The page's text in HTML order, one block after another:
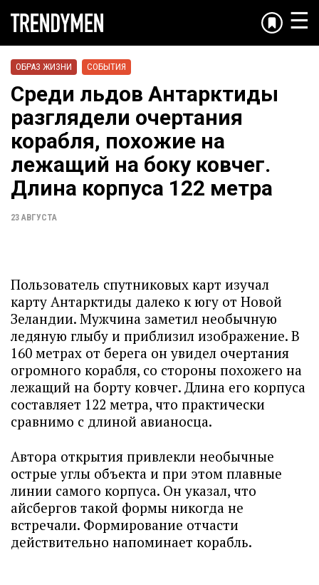
☰
ОБРАЗ ЖИЗНИ СОБЫТИЯ
Среди льдов Антарктиды
разглядели очертания
корабля, похожие на
лежащий на боку ковчег.
Длина корпуса 122 метра
23 АВГУСТА
Пользователь спутниковых карт изучал
карту Антарктиды далеко к югу от Новой
Зеландии. Мужчина заметил необычную
ледяную глыбу и приблизил изображение. В
160 метрах от берега он увидел очертания
огромного корабля, со стороны похожего на
лежащий на борту ковчег. Длина его корпуса
составляет 122 метра, что практически
сравнимо с длиной авианосца.
Автора открытия привлекли необычные
острые углы объекта и при этом плавные
линии самого корпуса. Он указал, что
айсбергов такой формы никогда не
встречали. Формирование отчасти
действительно напоминает корабль.